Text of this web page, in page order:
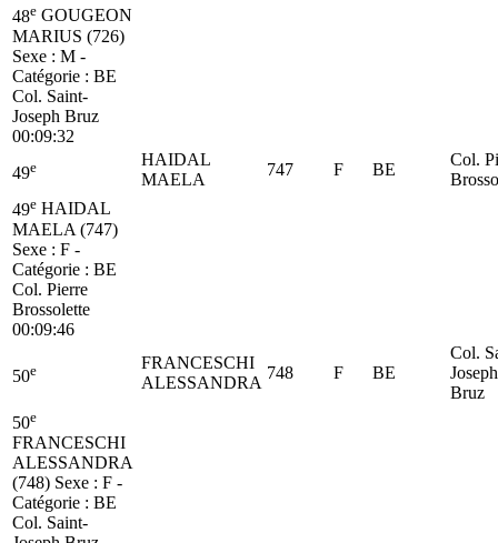
48e GOUGEON
MARIUS (726)
Sexe : M -
Catégorie : BE
Col. Saint-
Joseph Bruz
00:09:32
49e
HAIDAL
MAELA
747 F BE
Col.
49e HAIDAL
MAELA (747)
Sexe : F -
Catégorie : BE
Col. Pierre
Brossolette
00:09:46
50e
FRANCESCHI
ALESSANDRA
748 F BE
Col.
Joseph
Bruz
50e
FRANCESCHI
ALESSANDRA
(748) Sexe : F -
Catégorie : BE
Col. Saint-